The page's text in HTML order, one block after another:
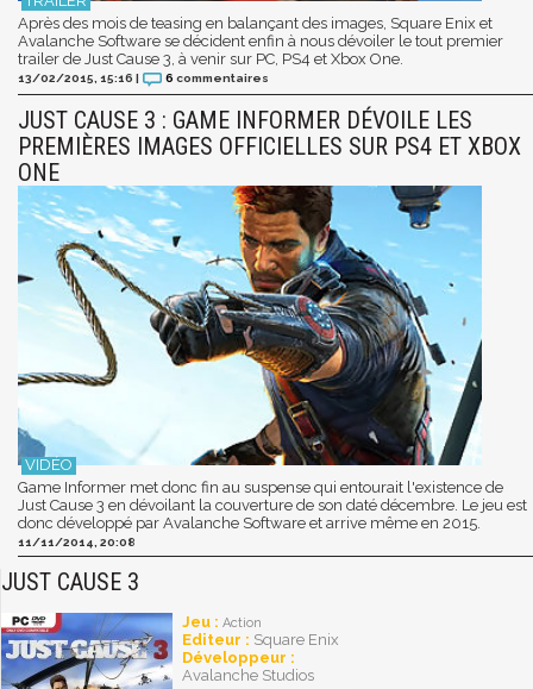
Après des mois de teasing en balançant des images, Square Enix et
Avalanche Software se décident enfin à nous dévoiler le tout premier
trailer de Just Cause 3, à venir sur PC, PS4 et Xbox One.
13/02/2015, 15:16 6 commentaires
JUST CAUSE 3 : GAME INFORMER DÉVOILE LES
PREMIÈRES IMAGES OFFICIELLES SUR PS4 ET XBOX
ONE
Game Informer met donc fin au suspense qui entourait l'existence de
Just Cause 3 en dévoilant la couverture de son daté décembre. Le jeu est
donc développé par Avalanche Software et arrive même en 2015.
11/11/2014, 20:08
JUST CAUSE 3
Jeu : Action
Editeur : Square Enix
Développeur :
Avalanche Studios